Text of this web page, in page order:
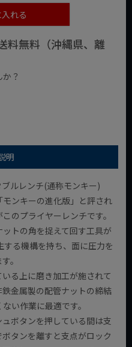
れる
料無料（沖縄県、離
？
明
ルレンチ(通称モンキー)
ンキーの進化版」と評され
のプライヤーレンチです。
トの角を捉えて回す工具が
る機構を持ち、面に圧力を
。
る上に磨き加工が施されて
金属製の配管ナットの締結
い作業に最適です。
ボタンを押している間は支
タンを離すと支点がロック